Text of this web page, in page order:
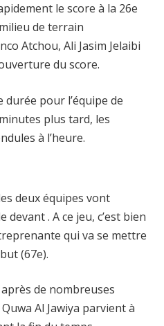
le score à la 26e
de terrain
Atchou, Ali Jasim Jelaibi
du score.
pour l’équipe de
plus tard, les
à l’heure.
deux équipes vont
. A ce jeu, c’est bien
qui va se mettre
(67e).
de nombreuses
Al Jawiya parvient à